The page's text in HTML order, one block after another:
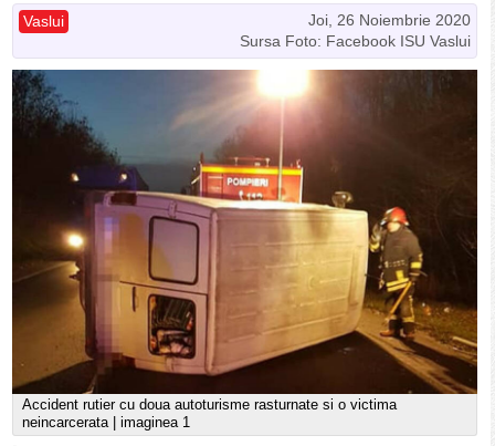
Joi, 26 Noiembrie 2020
Vaslui
Sursa Foto: Facebook ISU Vaslui
Accident rutier cu doua autoturisme rasturnate si o victima
neincarcerata | imaginea 1